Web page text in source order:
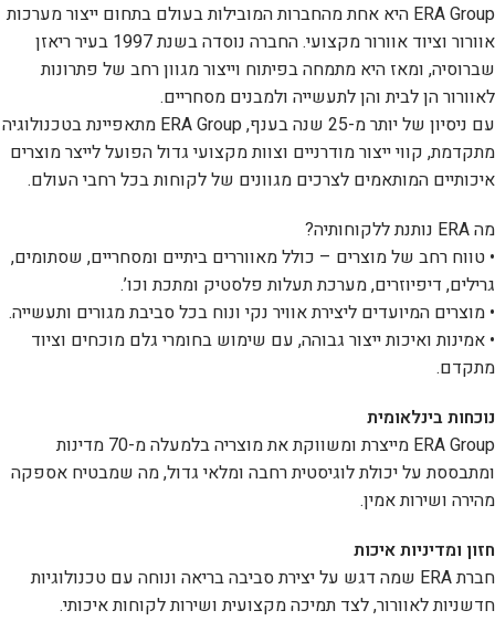
ERA Group היא אחת מהחברות המובילות בעולם בתחום ייצור מערכות
אוורור וציוד אוורור מקצועי. החברה נוסדה בשנת 1997 בעיר ריאזן
שברוסיה, ומאז היא מתמחה בפיתוח וייצור מגוון רחב של פתרונות
לאוורור הן לבית והן לתעשייה ולמבנים מסחריים.
עם ניסיון של יותר מ-25 שנה בענף, ERA Group מתאפיינת בטכנולוגיה
מתקדמת, קווי ייצור מודרניים וצוות מקצועי גדול הפועל לייצר מוצרים
איכותיים המותאמים לצרכים מגוונים של לקוחות בכל רחבי העולם.
מה ERA נותנת ללקוחותיה?
• טווח רחב של מוצרים – כולל מאווררים ביתיים ומסחריים, שסתומים,
גרילים, דיפיוזרים, מערכת תעלות פלסטיק ומתכת וכו’.
• מוצרים המיועדים ליצירת אוויר נקי ונוח בכל סביבת מגורים ותעשייה.
• אמינות ואיכות ייצור גבוהה, עם שימוש בחומרי גלם מוכחים וציוד
מתקדם.
נוכחות בינלאומית
ERA Group מייצרת ומשווקת את מוצריה בלמעלה מ-70 מדינות
ומתבססת על יכולת לוגיסטית רחבה ומלאי גדול, מה שמבטיח אספקה
מהירה ושירות אמין.
חזון ומדיניות איכות
חברת ERA שמה דגש על יצירת סביבה בריאה ונוחה עם טכנולוגיות
חדשניות לאוורור, לצד תמיכה מקצועית ושירות לקוחות איכותי.